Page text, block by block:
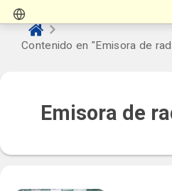
Contenido en "Emisora de
Emisora de